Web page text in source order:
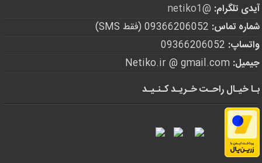
آیدی تلگرام: @netiko1
شماره تماس:
واتساپ:
جیمیل:
بـا خیـال راحـت خـریـد کـنـیـد